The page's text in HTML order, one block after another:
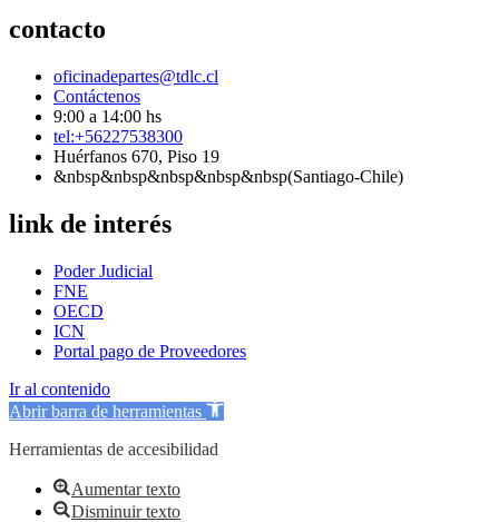
contacto
oficinadepartes@tdlc.cl
Contáctenos
9:00 a 14:00 hs
tel:+56227538300
Huérfanos 670, Piso 19
&nbsp&nbsp&nbsp&nbsp&nbsp(Santiago-Chile)
link de interés
Poder Judicial
FNE
OECD
ICN
Portal pago de Proveedores
Ir al contenido
Abrir barra de herramientas
Herramientas de accesibilidad
Aumentar texto
Disminuir texto